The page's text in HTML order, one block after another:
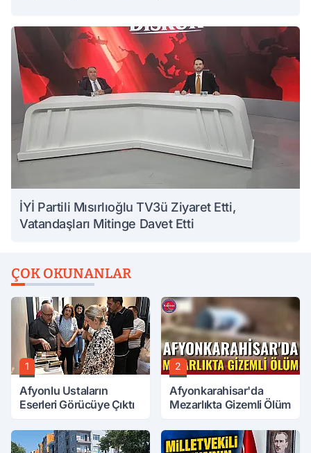
İYİ Partili Mısırlıoğlu TV3ü Ziyaret Etti,
Vatandaşları Mitinge Davet Etti
ÇOK OKUNANLAR
1
Afyonlu Ustaların
Eserleri Görücüye Çıktı
2
Afyonkarahisar'da
Mezarlıkta Gizemli Ölüm